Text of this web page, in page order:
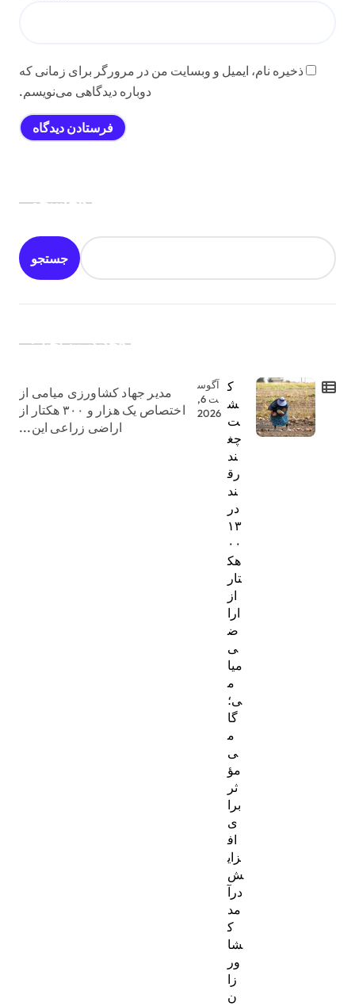
ذخیره نام، ایمیل و وبسایت من در مرورگر برای زمانی که
دوباره دیدگاهی می‌نویسم.
جستجو
جستجو
جدیدترین اخبار:
ک
ش
ت
چغ
ند
رق
ند
در
۱۳
۰۰
هک
تار
از
ارا
ض
ی
میا
م
ی؛
گا
م
ی
مؤ
ثر
برا
ی
اف
زای
ش
درآ
مد
ک
شا
ور
زا
ن
آگوس
ت 6,
2026
مدیر جهاد کشاورزی میامی از
اختصاص یک هزار و ۳۰۰ هکتار از
اراضی زراعی این...